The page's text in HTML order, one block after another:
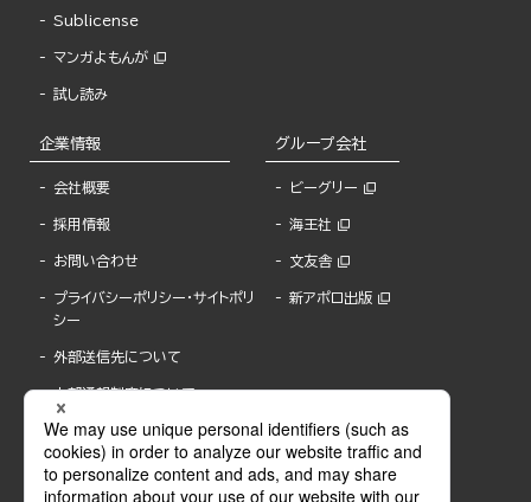
Sublicense
マンガよもんが
試し読み
企業情報
会社概要
採用情報
お問い合わせ
プライバシーポリシー・サイトポリ
シー
外部送信先について
内部通報制度について
グループ会社
ビーグリー
海王社
文友舎
新アポロ出版